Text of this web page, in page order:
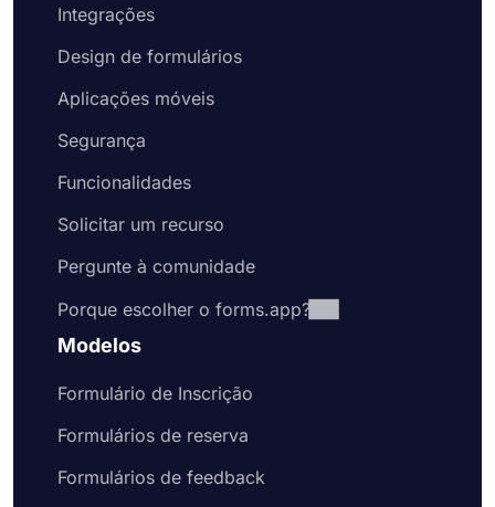
Integrações
Design de formulários
Aplicações móveis
Segurança
Funcionalidades
Solicitar um recurso
Pergunte à comunidade
Porque escolher o forms.app?
Modelos
Formulário de Inscrição
Formulários de reserva
Formulários de feedback